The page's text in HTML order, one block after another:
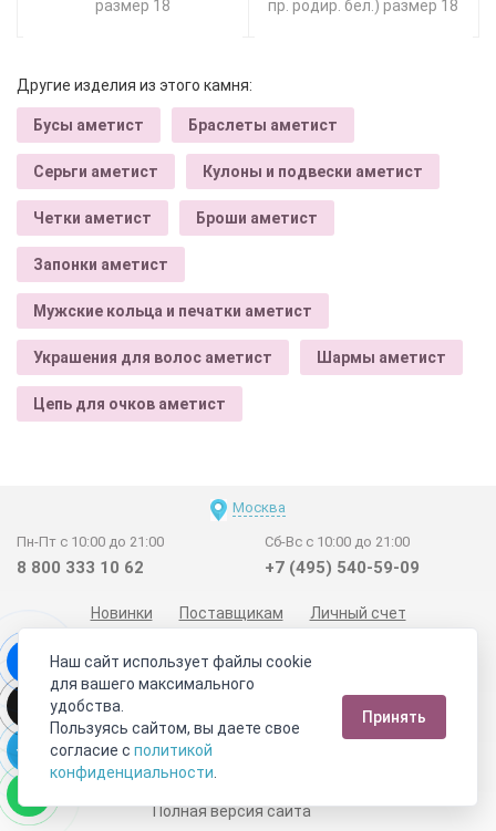
размер 18
пр. родир. бел.) размер 18
Другие изделия из этого камня:
Бусы аметист Браслеты аметист
Серьги аметист Кулоны и подвески аметист
Четки аметист Броши аметист
Запонки аметист
Мужские кольца и печатки аметист
Украшения для волос аметист Шармы аметист
Цепь для очков аметист
Москва
Пн-Пт с 10:00 до 21:00
8 800 333 10 62
Сб-Вс с 10:00 до 21:00
+7 (495) 540-59-09
Новинки Поставщикам
Личный счет
Отзывы покупателей
Сертификаты
Обратная связь
СОУТ
Телеграм
Max
2011 - 2026
Полная версия сайта
Наш сайт использует файлы cookie
для вашего максимального
удобства.
Пользуясь сайтом, вы даете свое
согласие с политикой
конфиденциальности
Принять